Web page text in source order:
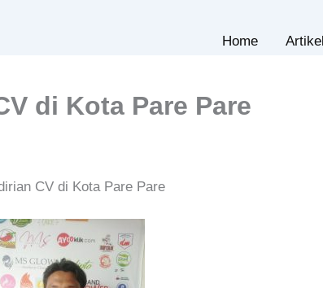
Home Artikel
di Kota Pare Pare
CV di Kota Pare Pare